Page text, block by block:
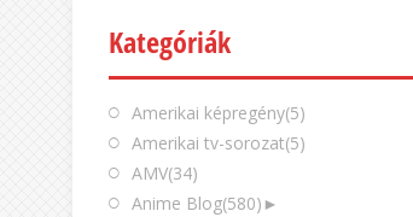
Kategóriák
Amerikai képregény(5)
Amerikai tv-sorozat(5)
AMV(34)
Anime Blog(580) ►